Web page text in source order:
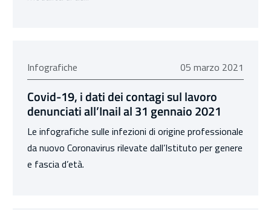
Infografiche 05 marzo 2021
05 marzo 2021
Covid-19, i dati dei contagi sul lavoro
denunciati all’Inail al 31 gennaio 2021
Le infografiche sulle infezioni di origine professionale
da nuovo Coronavirus rilevate dall’Istituto per genere
e fascia d’età.